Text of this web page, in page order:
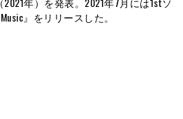
』をリリースした。